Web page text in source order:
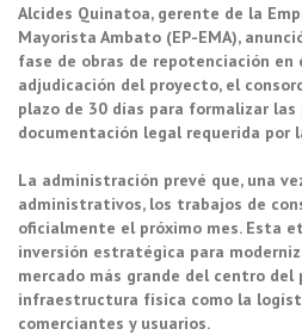
Alcides Quinatoa, gerente de la
Mayorista Ambato (EP-EMA),
fase de obras de repotenciación en
adjudicación del proyecto, el
plazo de 30 días para formalizar
documentación legal requerida por
La administración prevé que, una
administrativos, los trabajos de
oficialmente el próximo mes. Esta
inversión estratégica para
mercado más grande del centro
infraestructura física como la
comerciantes y usuarios.